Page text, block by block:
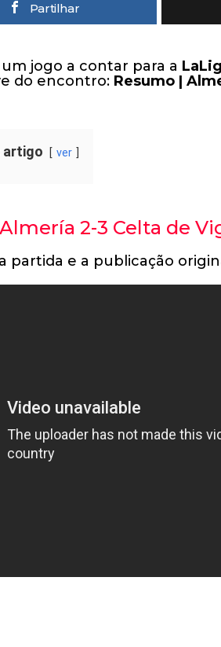
Partilhar
jogo a contar para a
do encontro: Resumo |
artigo ver
2-3 Celta de
partida e a publicação